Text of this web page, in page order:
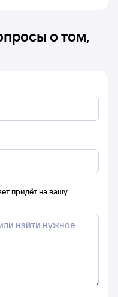
о том,
придёт на вашу